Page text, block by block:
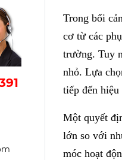
Trong bối
cơ từ các
trường. Tuy
nhỏ. Lựa
tiếp đến
Một quyết
lớn so với
móc hoạt